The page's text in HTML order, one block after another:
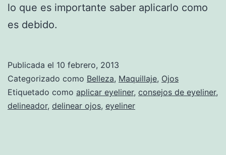
lo que es importante saber aplicarlo como
es debido.
Publicada el 10 febrero, 2013
Categorizado como Belleza, Maquillaje, Ojos
Etiquetado como aplicar eyeliner, consejos de eyeliner,
delineador, delinear ojos, eyeliner